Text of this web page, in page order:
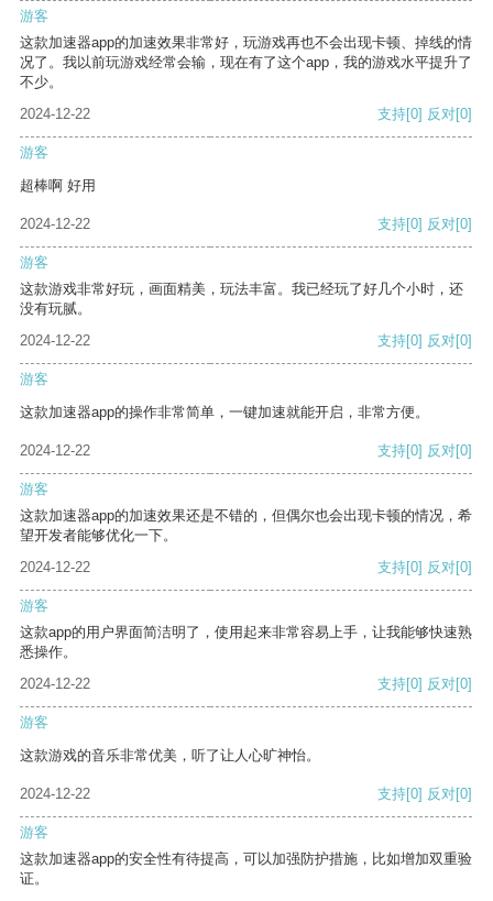
游客
这款加速器app的加速效果非常好，玩游戏再也不会出现卡顿、掉线的情
况了。我以前玩游戏经常会输，现在有了这个app，我的游戏水平提升了
不少。
2024-12-22
支持[0] 反对[0]
游客
超棒啊 好用
2024-12-22 支持[0] 反对[0]
游客
这款游戏非常好玩，画面精美，玩法丰富。我已经玩了好几个小时，还
没有玩腻。
2024-12-22
支持[0] 反对[0]
游客
这款加速器app的操作非常简单，一键加速就能开启，非常方便。
2024-12-22 支持[0] 反对[0]
游客
这款加速器app的加速效果还是不错的，但偶尔也会出现卡顿的情况，希
望开发者能够优化一下。
2024-12-22
支持[0] 反对[0]
游客
这款app的用户界面简洁明了，使用起来非常容易上手，让我能够快速熟
悉操作。
2024-12-22
支持[0] 反对[0]
游客
这款游戏的音乐非常优美，听了让人心旷神怡。
2024-12-22 支持[0] 反对[0]
游客
这款加速器app的安全性有待提高，可以加强防护措施，比如增加双重验
证。